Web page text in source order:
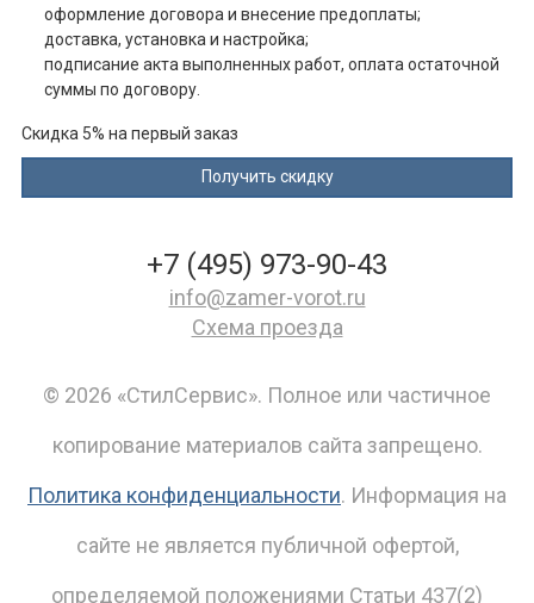
оформление договора и внесение предоплаты;
доставка, установка и настройка;
подписание акта выполненных работ, оплата остаточной
суммы по договору.
Скидка 5% на первый заказ
+7 (495) 973-90-43
info@zamer-vorot.ru
Схема проезда
© 2026 «СтилСервис». Полное или частичное
копирование материалов сайта запрещено.
Политика конфиденциальности. Информация на
сайте не является публичной офертой,
определяемой положениями Статьи 437(2)